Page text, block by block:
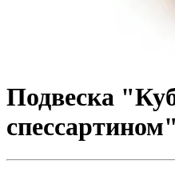
Подвеска